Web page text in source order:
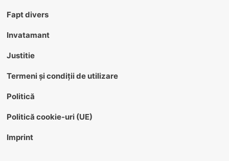
Fapt divers
Invatamant
Justitie
Termeni și condiții de utilizare
Politică
Politică cookie-uri (UE)
Imprint